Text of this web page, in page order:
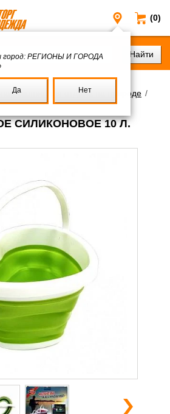
(0)
Регионы
РЕГИОНЫ И ГОРОДА
Да Нет
Снаряжение для отдыха на природе /
СИЛИКОНОВОЕ 10 Л.